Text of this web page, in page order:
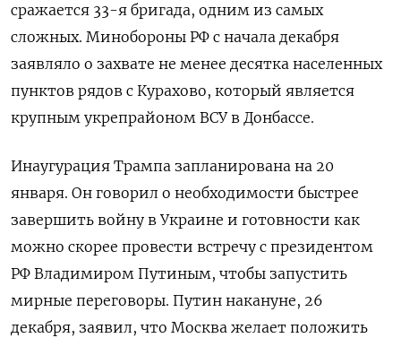
сражается 33-я бригада, одним из самых
сложных. Минобороны РФ с начала декабря
заявляло о захвате не менее десятка населенных
пунктов рядов с Курахово, который является
крупным укрепрайоном ВСУ в Донбассе.
Инаугурация Трампа запланирована на 20
января. Он говорил о необходимости быстрее
завершить войну в Украине и готовности как
можно скорее провести встречу с президентом
РФ Владимиром Путиным, чтобы запустить
мирные переговоры. Путин накануне, 26
декабря, заявил, что Москва желает положить